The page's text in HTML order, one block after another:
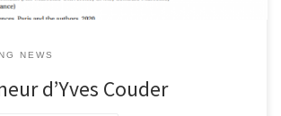
NEWS
d’Yves Couder